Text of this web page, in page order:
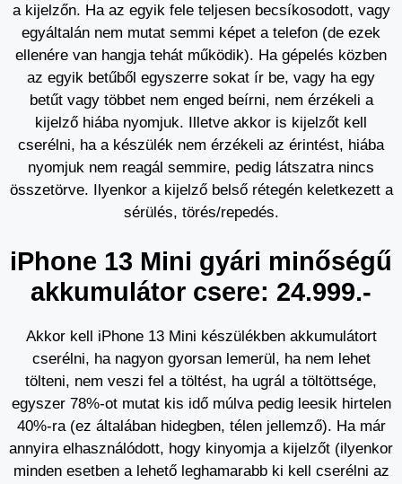
a kijelzőn. Ha az egyik fele teljesen becsíkosodott, vagy
egyáltalán nem mutat semmi képet a telefon (de ezek
ellenére van hangja tehát működik). Ha gépelés közben
az egyik betűből egyszerre sokat ír be, vagy ha egy
betűt vagy többet nem enged beírni, nem érzékeli a
kijelző hiába nyomjuk. Illetve akkor is kijelzőt kell
cserélni, ha a készülék nem érzékeli az érintést, hiába
nyomjuk nem reagál semmire, pedig látszatra nincs
összetörve. Ilyenkor a kijelző belső rétegén keletkezett a
sérülés, törés/repedés.
iPhone 13 Mini gyári minőségű
akkumulátor csere: 24.999.-
Akkor kell iPhone 13 Mini készülékben akkumulátort
cserélni, ha nagyon gyorsan lemerül, ha nem lehet
tölteni, nem veszi fel a töltést, ha ugrál a töltöttsége,
egyszer 78%-ot mutat kis idő múlva pedig leesik hirtelen
40%-ra (ez általában hidegben, télen jellemző). Ha már
annyira elhasználódott, hogy kinyomja a kijelzőt (ilyenkor
minden esetben a lehető leghamarabb ki kell cserélni az